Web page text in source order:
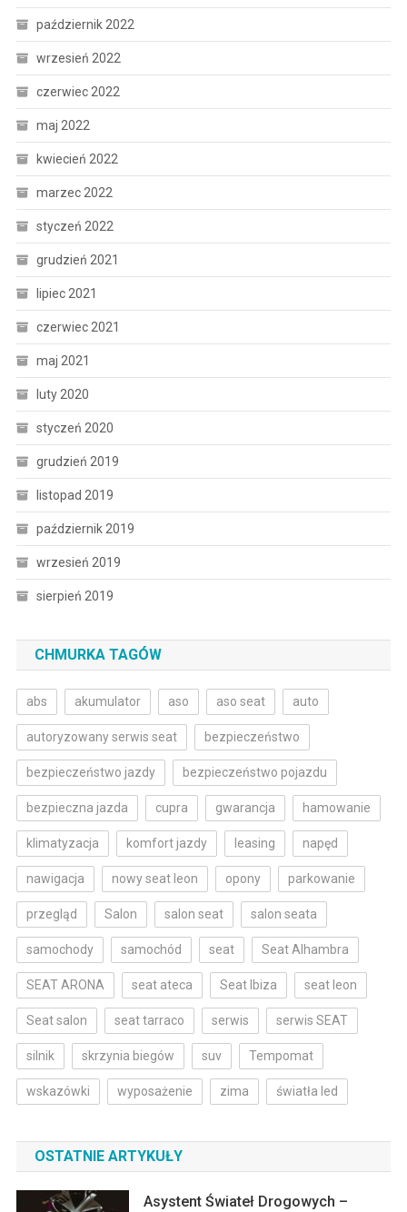
październik 2022
wrzesień 2022
czerwiec 2022
maj 2022
kwiecień 2022
marzec 2022
styczeń 2022
grudzień 2021
lipiec 2021
czerwiec 2021
maj 2021
luty 2020
styczeń 2020
grudzień 2019
listopad 2019
październik 2019
wrzesień 2019
sierpień 2019
CHMURKA TAGÓW
abs akumulator aso aso seat auto
autoryzowany serwis seat bezpieczeństwo
bezpieczeństwo jazdy bezpieczeństwo pojazdu
bezpieczna jazda cupra gwarancja hamowanie
klimatyzacja komfort jazdy leasing napęd
nawigacja nowy seat leon opony parkowanie
przegląd Salon salon seat salon seata
samochody samochód seat Seat Alhambra
SEAT ARONA seat ateca Seat Ibiza seat leon
Seat salon seat tarraco serwis serwis SEAT
silnik skrzynia biegów suv Tempomat
wskazówki wyposażenie zima światła led
OSTATNIE ARTYKUŁY
Asystent Świateł Drogowych –